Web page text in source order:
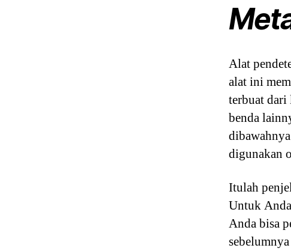
Alat
alat ini
terbuat dari
benda
digunakan
Itulah
Untuk
Anda bisa